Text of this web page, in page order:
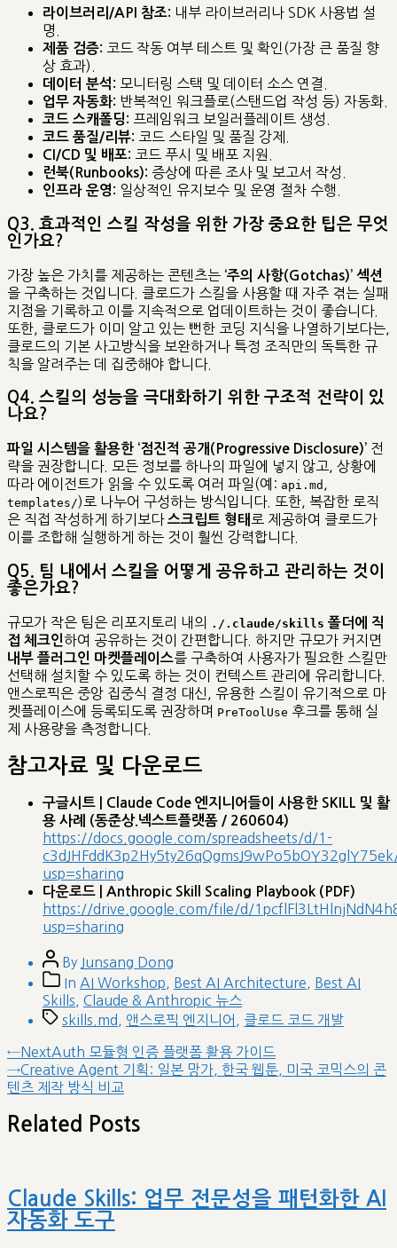
라이브러리/API 참조: 내부 라이브러리나 SDK 사용법 설
명.
제품 검증: 코드 작동 여부 테스트 및 확인(가장 큰 품질 향
상 효과).
데이터 분석: 모니터링 스택 및 데이터 소스 연결.
업무 자동화: 반복적인 워크플로(스탠드업 작성 등) 자동화.
코드 스캐폴딩: 프레임워크 보일러플레이트 생성.
코드 품질/리뷰: 코드 스타일 및 품질 강제.
CI/CD 및 배포: 코드 푸시 및 배포 지원.
런북(Runbooks): 증상에 따른 조사 및 보고서 작성.
인프라 운영: 일상적인 유지보수 및 운영 절차 수행.
Q3. 효과적인 스킬 작성을 위한 가장 중요한 팁은 무엇
인가요?
가장 높은 가치를 제공하는 콘텐츠는 ‘주의 사항(Gotchas)’ 섹션
을 구축하는 것입니다. 클로드가 스킬을 사용할 때 자주 겪는 실패
지점을 기록하고 이를 지속적으로 업데이트하는 것이 좋습니다.
또한, 클로드가 이미 알고 있는 뻔한 코딩 지식을 나열하기보다는,
클로드의 기본 사고방식을 보완하거나 특정 조직만의 독특한 규
칙을 알려주는 데 집중해야 합니다.
Q4. 스킬의 성능을 극대화하기 위한 구조적 전략이 있
나요?
파일 시스템을 활용한 ‘점진적 공개(Progressive Disclosure)’ 전
략을 권장합니다. 모든 정보를 하나의 파일에 넣지 않고, 상황에
따라 에이전트가 읽을 수 있도록 여러 파일(예: api.md
templates/)로 나누어 구성하는 방식입니다. 또한, 복잡한 로직
은 직접 작성하게 하기보다 스크립트 형태 로 제공하여 클로드가
이를 조합해 실행하게 하는 것이 훨씬 강력합니다.
Q5. 팀 내에서 스킬을 어떻게 공유하고 관리하는 것이
좋은가요?
규모가 작은 팀은 리포지토리 내의 ./.claude/skills 폴더에 직
접 체크인하여 공유하는 것이 간편합니다. 하지만 규모가 커지면
내부 플러그인 마켓플레이스를 구축하여 사용자가 필요한 스킬만
선택해 설치할 수 있도록 하는 것이 컨텍스트 관리에 유리합니다.
앤스로픽은 중앙 집중식 결정 대신, 유용한 스킬이 유기적으로 마
켓플레이스에 등록되도록 권장하며 PreToolUse 후크를 통해 실
제 사용량을 측정합니다.
참고자료 및 다운로드
구글시트 | Claude Code 엔지니어들이 사용한 SKILL 및 활
용 사례 (동준상.넥스트플랫폼 / 260604)
https://docs.google.com/spreadsheets/d/1-
usp=sharing
다운로드 | Anthropic Skill Scaling Playbook (PDF)
https://drive.google.com/file/d/
usp=sharing
Post
author
By Junsang Dong
Post
categories
In AI Workshop, Best AI Architecture, Best AI
Skills, Claude & Anthropic 뉴스
Tagsskills.md , 앤스로픽 엔지니어 , 클로드 코드 개발
글
내
비
게
이
←Previous
post:
NextAuth 모듈형 인증 플랫폼 활용 가이드
→Next
post:
Creative Agent 기획: 일본 망가, 한국 웹툰, 미국 코믹스의 콘
텐츠 제작 방식 비교
Related Posts
Claude Skills: 업무 전문성을 패턴화한 AI
자동화 도구